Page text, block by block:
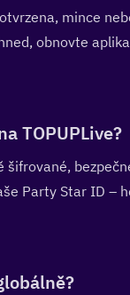
mince
obnovte
TOPUPLive?
šifrované,
Party Star ID –